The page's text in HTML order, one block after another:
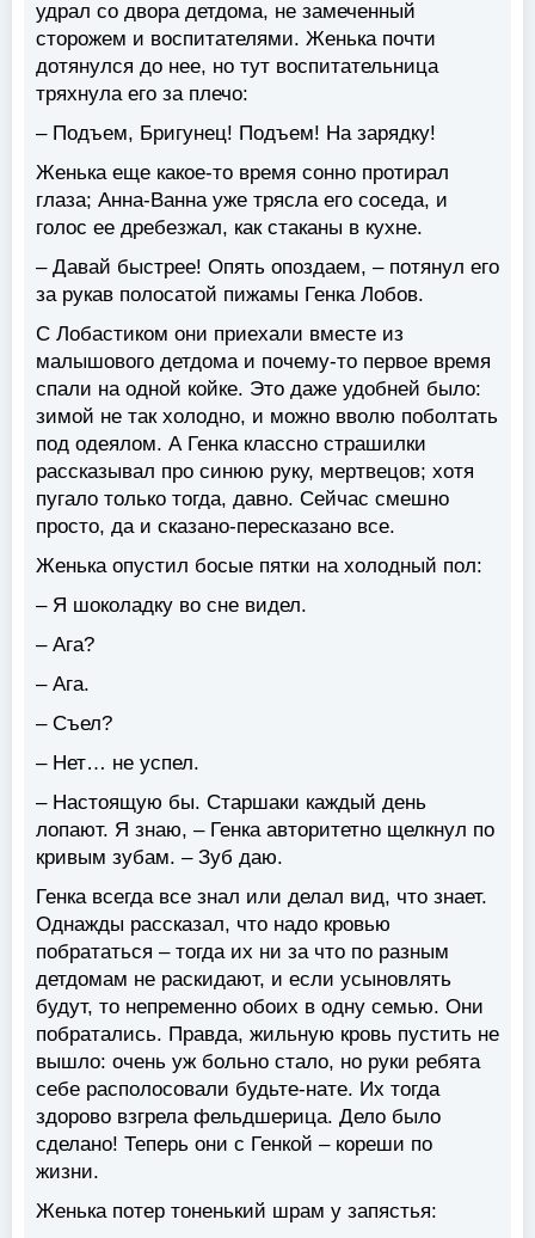
удрал со двора детдома, не замеченный
сторожем и воспитателями. Женька почти
дотянулся до нее, но тут воспитательница
тряхнула его за плечо:
– Подъем, Бригунец! Подъем! На зарядку!
Женька еще какое-то время сонно протирал
глаза; Анна-Ванна уже трясла его соседа, и
голос ее дребезжал, как стаканы в кухне.
– Давай быстрее! Опять опоздаем, – потянул его
за рукав полосатой пижамы Генка Лобов.
С Лобастиком они приехали вместе из
малышового детдома и почему-то первое время
спали на одной койке. Это даже удобней было:
зимой не так холодно, и можно вволю поболтать
под одеялом. А Генка классно страшилки
рассказывал про синюю руку, мертвецов; хотя
пугало только тогда, давно. Сейчас смешно
просто, да и сказано-пересказано все.
Женька опустил босые пятки на холодный пол:
– Я шоколадку во сне видел.
– Ага?
– Ага.
– Съел?
– Нет… не успел.
– Настоящую бы. Старшаки каждый день
лопают. Я знаю, – Генка авторитетно щелкнул по
кривым зубам. – Зуб даю.
Генка всегда все знал или делал вид, что знает.
Однажды рассказал, что надо кровью
побрататься – тогда их ни за что по разным
детдомам не раскидают, и если усыновлять
будут, то непременно обоих в одну семью. Они
побратались. Правда, жильную кровь пустить не
вышло: очень уж больно стало, но руки ребята
себе располосовали будьте-нате. Их тогда
здорово взгрела фельдшерица. Дело было
сделано! Теперь они с Генкой – кореши по
жизни.
Женька потер тоненький шрам у запястья: